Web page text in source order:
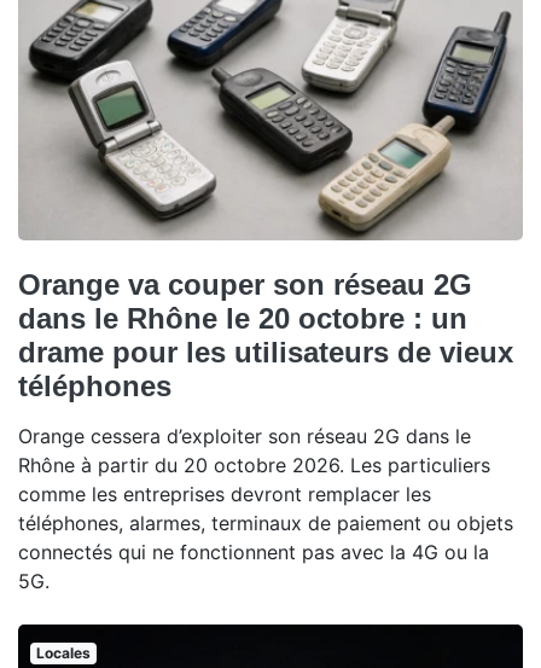
Orange va couper son réseau 2G
dans le Rhône le 20 octobre : un
drame pour les utilisateurs de vieux
téléphones
Orange cessera d’exploiter son réseau 2G dans le
Rhône à partir du 20 octobre 2026. Les particuliers
comme les entreprises devront remplacer les
téléphones, alarmes, terminaux de paiement ou objets
connectés qui ne fonctionnent pas avec la 4G ou la
5G.
Locales